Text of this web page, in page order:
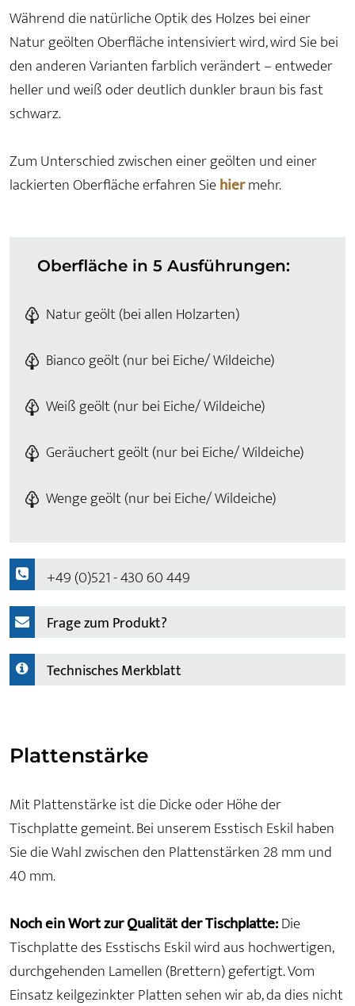
Während die natürliche Optik des Holzes bei einer
Natur geölten Oberfläche intensiviert wird, wird Sie bei
den anderen Varianten farblich verändert – entweder
heller und weiß oder deutlich dunkler braun bis fast
schwarz.
Zum Unterschied zwischen einer geölten und einer
lackierten Oberfläche erfahren Siehiermehr.
Oberfläche in 5 Ausführungen:
Natur geölt (bei allen Holzarten)
Bianco geölt (nur bei Eiche/ Wildeiche)
Weiß geölt (nur bei Eiche/ Wildeiche)
Geräuchert geölt (nur bei Eiche/ Wildeiche)
Wenge geölt (nur bei Eiche/ Wildeiche)
+49 (0)521 - 430 60 449
Frage zum Produkt?
Technisches Merkblatt
Plattenstärke
Mit Plattenstärke ist die Dicke oder Höhe der
Tischplatte gemeint. Bei unserem Esstisch Eskil haben
Sie die Wahl zwischen den Plattenstärken 28 mm und
40 mm.
Noch ein Wort zur Qualität der Tischplatte:Die
Tischplatte des Esstischs Eskil wird aus hochwertigen,
durchgehenden Lamellen (Brettern) gefertigt. Vom
Einsatz keilgezinkter Platten sehen wir ab, da dies nicht